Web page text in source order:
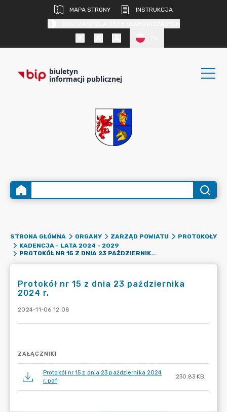
MAPA STRONY
INSTRUKCJA
biuletyn
informacji publicznej
STRONA GŁÓWNA ORGANY ZARZĄD POWIATU
PROTOKOŁY
KADENCJA - LATA 2024 - 2029
PROTOKÓŁ NR 15 Z DNIA 23 PAŹDZIERNIKA 2024 R.
Protokół nr 15 z dnia 23 października
2024 r.
2024-11-06 12:08
ZAŁĄCZNIKI
Protokół nr 15 z dnia 23 października 2024
r..pdf
230.83 KB